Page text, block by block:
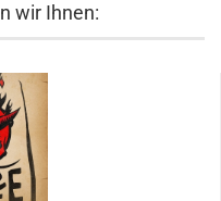
wir Ihnen: